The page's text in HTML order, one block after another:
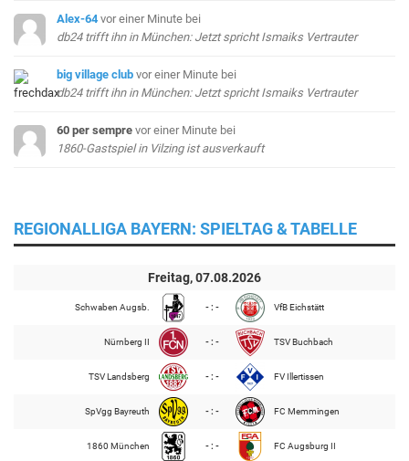
Alex-64 vor einer Minute bei
db24 trifft ihn in München: Jetzt spricht Ismaiks Vertrauter
big village club vor einer Minute bei
db24 trifft ihn in München: Jetzt spricht Ismaiks Vertrauter
60 per sempre vor einer Minute bei
1860-Gastspiel in Vilzing ist ausverkauft
REGIONALLIGA BAYERN: SPIELTAG & TABELLE
Freitag, 07.08.2026
Schwaben Augsb. - : - VfB Eichstätt
Nürnberg II - : - TSV Buchbach
TSV Landsberg - : - FV Illertissen
SpVgg Bayreuth - : - FC Memmingen
1860 München - : - FC Augsburg II